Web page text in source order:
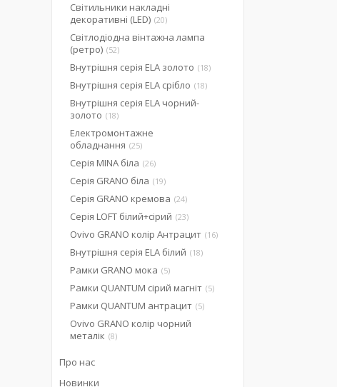
Світильники накладні
декоративні (LED) 20
Світлодіодна вінтажна лампа
(ретро) 52
Внутрішня серія ELA золото 18
Внутрішня серія ELA срібло 18
Внутрішня серія ELA чорний-
золото
18
Електромонтажне
обладнання 25
Серія MINA біла 26
Серія GRANO біла 19
Серія GRANO кремова 24
Серія LOFT білий+сірий 23
Ovivo GRANO колір Антрацит 16
Внутрішня серія ELA білий 18
Рамки GRANO мока 5
Рамки QUANTUM сірий магніт 5
Рамки QUANTUM антрацит 5
Ovivo GRANO колір чорний
металік 8
Про нас
Новинки